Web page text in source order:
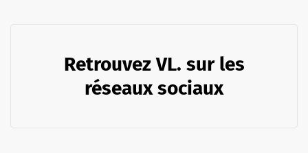
Retrouvez VL. sur les
réseaux sociaux